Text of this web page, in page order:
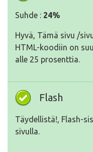
Suhde : 24%
Hyvä, Tämä sivu /
HTML-koodiin on
alle 25 prosenttia.
Flash
Täydellistä!, Flash-
sivulla.